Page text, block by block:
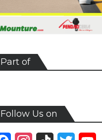
Part of
Follow Us on